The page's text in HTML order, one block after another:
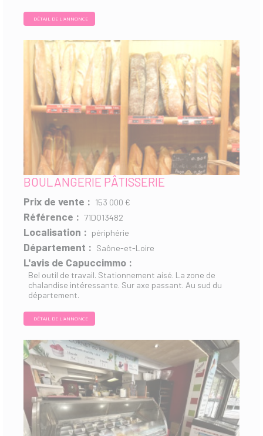
DÉTAIL DE L'ANNONCE
BOULANGERIE PÂTISSERIE
Prix de vente : 153 000 €
Référence : 71DQ13482
Localisation : périphérie
Département : Saône-et-Loire
L'avis de Capuccimmo :
Bel outil de travail. Stationnement aisé. La zone de
chalandise intéressante. Sur axe passant. Au sud du
département.
DÉTAIL DE L'ANNONCE